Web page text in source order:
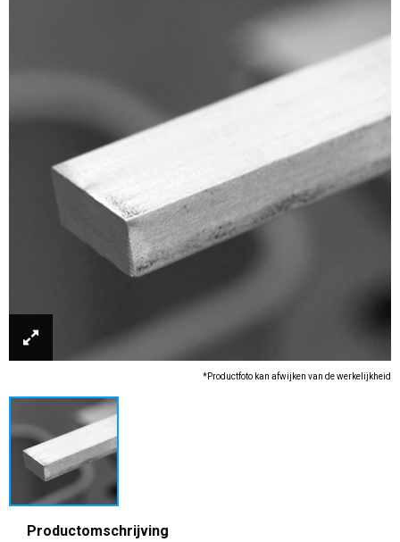
*Productfoto kan afwijken van de werkelijkheid
Productomschrijving